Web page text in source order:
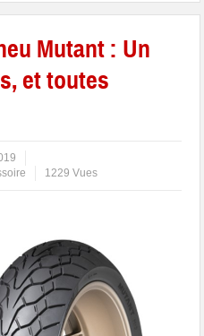
Mutant : Un
et toutes
1229 Vues